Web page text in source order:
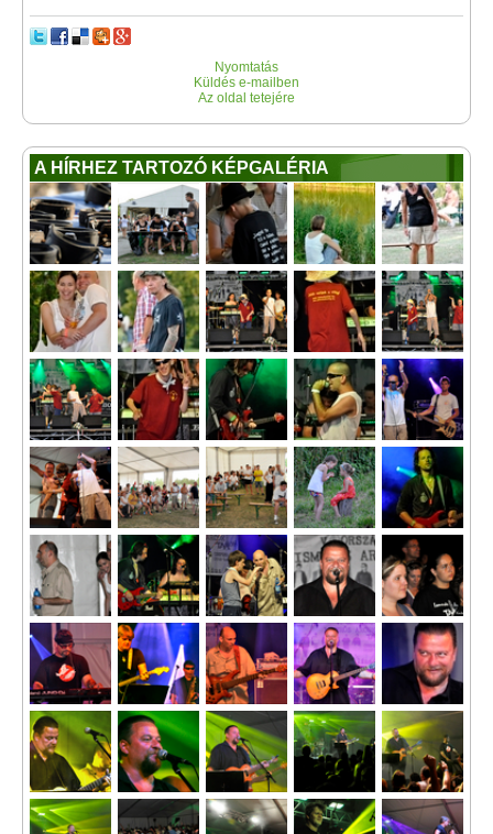
Nyomtatás
Küldés e-mailben
Az oldal tetejére
A HÍRHEZ TARTOZÓ KÉPGALÉRIA